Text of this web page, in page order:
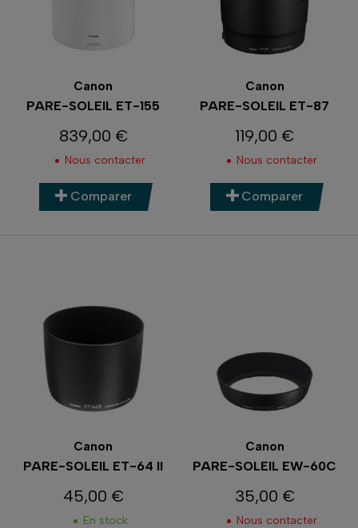
Canon
PARE-SOLEIL ET-155
Prix
839,00 €
Nous contacter
Comparer
Canon
PARE-SOLEIL ET-87
Prix
119,00 €
Nous contacter
Comparer
Canon
PARE-SOLEIL ET-64 II
Prix
45,00 €
En stock
Canon
PARE-SOLEIL EW-60C
Prix
35,00 €
Nous contacter